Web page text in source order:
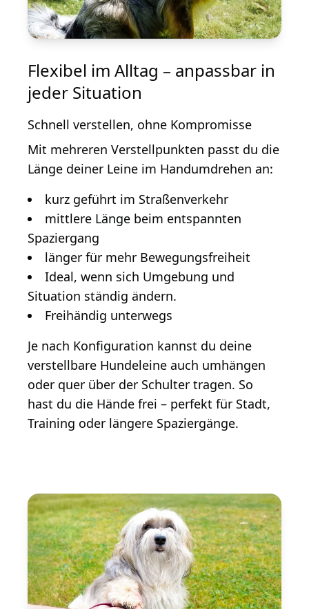
Flexibel im Alltag – anpassbar in
jeder Situation
Schnell verstellen, ohne Kompromisse
Mit mehreren Verstellpunkten passt du die
Länge deiner Leine im Handumdrehen an:
kurz geführt im Straßenverkehr
mittlere Länge beim entspannten
Spaziergang
länger für mehr Bewegungsfreiheit
Ideal, wenn sich Umgebung und
Situation ständig ändern.
Freihändig unterwegs
Je nach Konfiguration kannst du deine
verstellbare Hundeleine auch umhängen
oder quer über der Schulter tragen. So
hast du die Hände frei – perfekt für Stadt,
Training oder längere Spaziergänge.